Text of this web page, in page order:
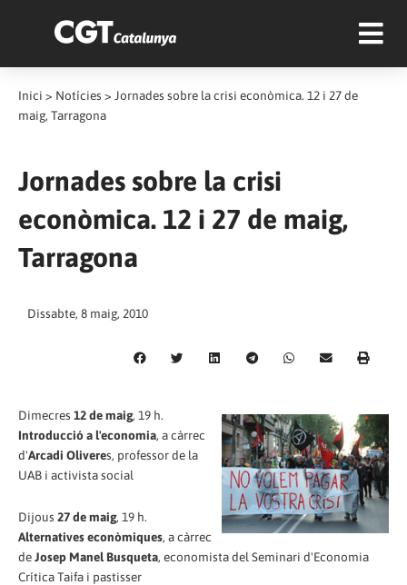
Inici > Notícies > Jornades sobre la crisi econòmica. 12 i 27 de
maig, Tarragona
Jornades sobre la crisi
econòmica. 12 i 27 de maig,
Tarragona
Dissabte, 8 maig, 2010
Dimecres 12 de maig, 19 h.
Introducció a l'economia, a càrrec
d'Arcadi Oliveres, professor de la
UAB i activista social
Dijous 27 de maig, 19 h.
Alternatives econòmiques, a càrrec
deJosep Manel Busqueta, economista del Seminari d'Economia
Crítica Taifa i pastisser